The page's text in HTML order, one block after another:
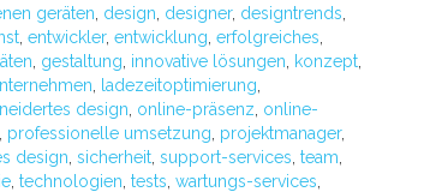
geräten design designer, designtrends
entwickler, entwicklung erfolgreiches
gestaltung innovative lösungen konzept
ladezeitoptimierung
design online-präsenz online-
professionelle umsetzung projektmanager,
design sicherheit support-services team
technologien tests wartungs-services